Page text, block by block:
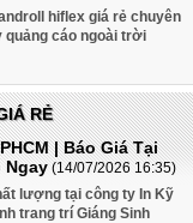
hiflex giá rẻ chuyên
quảng cáo ngoài trời
RẺ
| Báo Giá Tại
Ngay (14/07/2026 16:35)
lượng tại công ty In Kỹ
trang trí Giáng Sinh